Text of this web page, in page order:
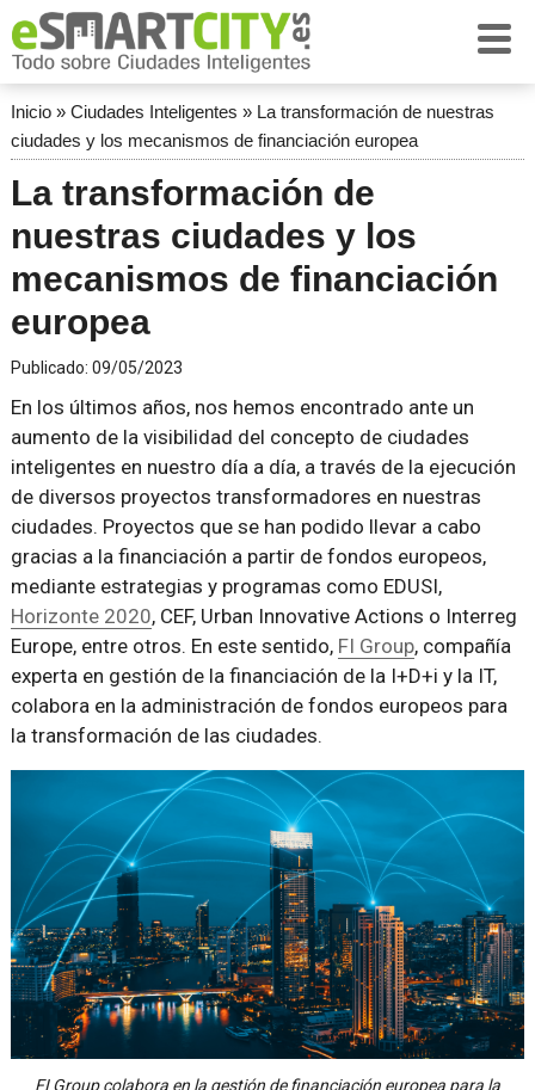
Inicio» Ciudades Inteligentes » La transformación de nuestras
ciudades y los mecanismos de financiación europea
La transformación de
nuestras ciudades y los
mecanismos de financiación
europea
Publicado: 09/05/2023
En los últimos años, nos hemos encontrado ante un
aumento de la visibilidad del concepto de ciudades
inteligentes en nuestro día a día, a través de la ejecución
de diversos proyectos transformadores en nuestras
ciudades. Proyectos que se han podido llevar a cabo
gracias a la financiación a partir de fondos europeos,
mediante estrategias y programas como EDUSI,
Horizonte 2020, CEF, Urban Innovative Actions o Interreg
Europe, entre otros. En este sentido, FI Group, compañía
experta en gestión de la financiación de la I+D+i y la IT,
colabora en la administración de fondos europeos para
la transformación de las ciudades.
FI Group colabora en la gestión de financiación europea para la